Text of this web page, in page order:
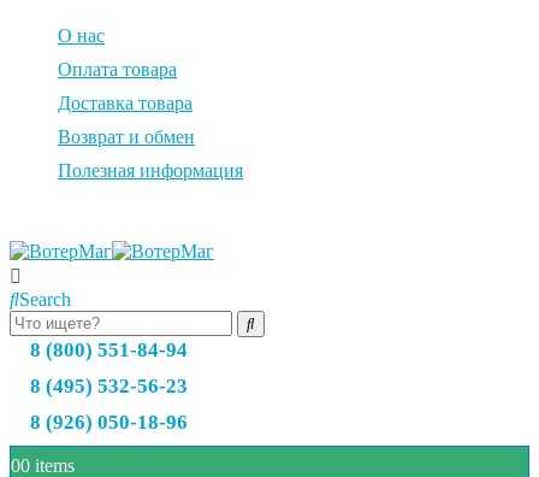
О нас
Оплата товара
Доставка товара
Возврат и обмен
Полезная информация
Search
8 (800) 551-84-94
8 (495) 532-56-23
8 (926) 050-18-96
00 items